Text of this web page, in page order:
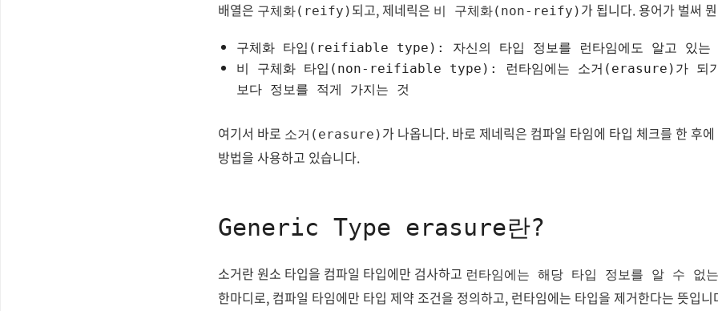
배열은 구체화(reify) 되고, 제네릭은 비 구체화(non-reify) 가 됩니다. 용어가 벌써
구체화 타입(reifiable type): 자신의 타입 정보를 런타임에도 알고 있는
비 구체화 타입(non-reifiable type): 런타임에는 소거(erasure)가 되기
보다 정보를 적게 가지는 것
여기서 바로 소거(erasure) 가 나옵니다. 바로 제네릭은 컴파일 타임에 타입 체크를 한 후
방법을 사용하고 있습니다.
Generic Type erasure란?
소거란 원소 타입을 컴파일 타입에만 검사하고 런타임에는 해당 타입 정보를 알 수 없
한마디로, 컴파일 타임에만 타입 제약 조건을 정의하고, 런타임에는 타입을 제거한다는 뜻입니